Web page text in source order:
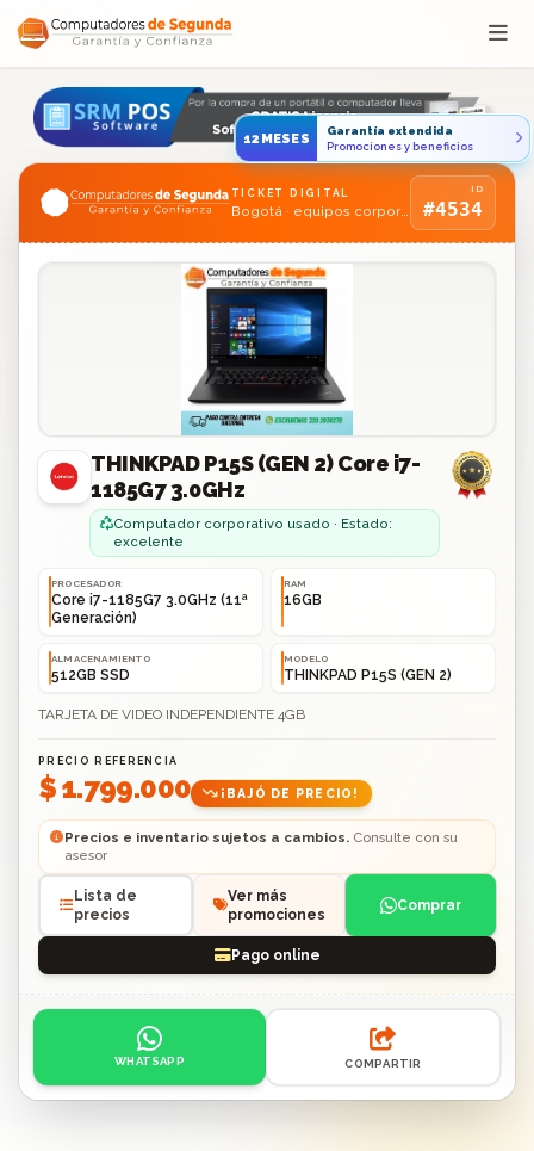
Saltar al contenido
TICKET DIGITAL
Bogotá · equipos corporativos usados
ID
#4534
THINKPAD P15S (GEN 2) Core i7-
1185G7 3.0GHz
Computador corporativo usado · Estado:
excelente
PROCESADOR
Core i7-1185G7 3.0GHz (11ª
Generación)
RAM
16GB
ALMACENAMIENTO
512GB SSD
MODELO
THINKPAD P15S (GEN 2)
TARJETA DE VIDEO INDEPENDIENTE 4GB
PRECIO REFERENCIA
$ 1.799.000 ¡BAJÓ DE PRECIO!
Precios e inventario sujetos a cambios.Consulte con su
asesor
Lista de
precios
Ver más
promociones
Comprar
Pago online
Acciones: contacto por WhatsApp o compartir enlace.
WHATSAPP COMPARTIR
12MESES
Garantía extendida
Promociones y beneficios